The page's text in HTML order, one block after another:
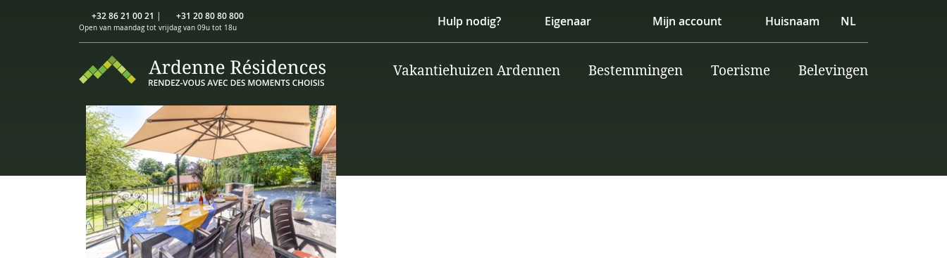
+32 86 21 00 21 | +31 20 80 80 800
Open van maandag tot vrijdag van 09u tot 18u Hulp nodig? Eigenaar Mijn account Huisnaam NL
Vakantiehuizen Ardennen Bestemmingen Toerisme Belevingen